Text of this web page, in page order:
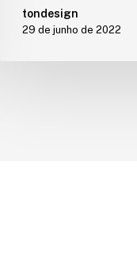
tondesign
29 de junho de 2022